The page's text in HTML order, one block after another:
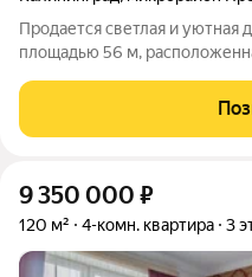
Продается светлая и уютная
площадью 56 м,
фортом Kross Stein, что
для тех, кто ценит
9 350 000 ₽
120 м² 4-комн. квартира 3